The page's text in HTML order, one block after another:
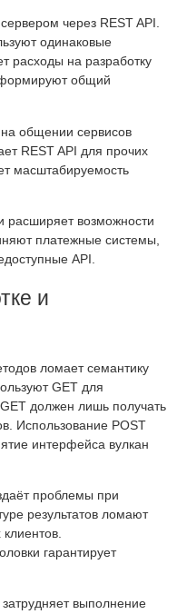
через REST API.
одинаковые
расходы на разработку
общий
на общении сервисов
REST API для прочих
масштабируемость
возможности
платежные системы,
API.
и
ломает семантику
GET для
должен лишь получать
Использование POST
интерфейса вулкан
проблемы при
результатов ломают
гарантирует
выполнение